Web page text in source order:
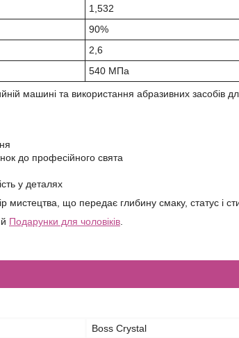
1,532
90%
2,6
540 МПа
машині та використання абразивних засобів
до професійного свята
у деталях
мистецтва, що передає глибину смаку, статус і
й Подарунки для чоловіків
Boss Crystal